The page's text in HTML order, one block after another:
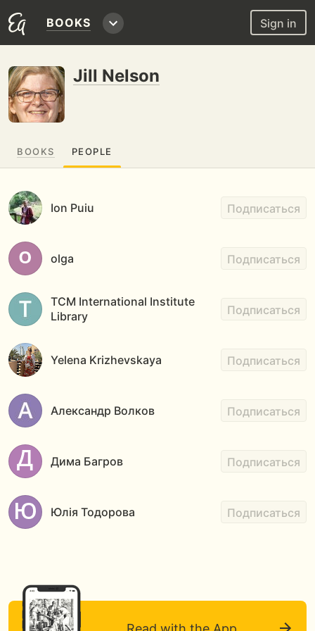
BOOKS Sign in
Jill Nelson
BOOKS PEOPLE
Ion Puiu Подписаться
olga Подписаться
TCM International Institute
Library
Подписаться
Yelena Krizhevskaya Подписаться
Александр Волков Подписаться
Дима Багров Подписаться
Юлія Тодорова Подписаться